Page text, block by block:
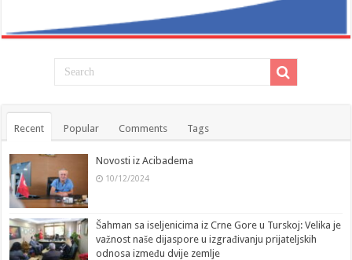
Recent Popular Comments Tags
Novosti iz Acibadema
10/12/2024
Šahman sa iseljenicima iz Crne Gore u Turskoj: Velika je
važnost naše dijaspore u izgrađivanju prijateljskih
odnosa između dvije zemlje